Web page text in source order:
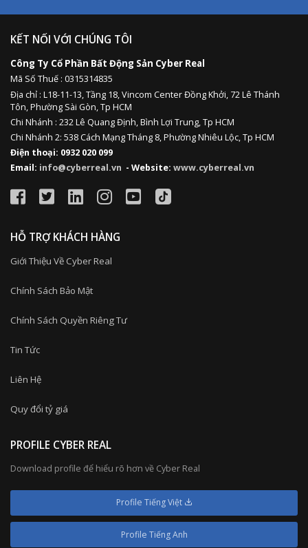
KẾT NỐI VỚI CHÚNG TÔI
Công Ty Cổ Phần Bất Động Sản Cyber Real
Mã Số Thuế : 0315314835
Địa chỉ : L18-11-13,Tầng 18, Vincom Center Đồng Khởi, 72 Lê Thánh
Tôn, Phường Sài Gòn, Tp HCM
Chi Nhánh : 232 Lê Quang Định,Bình Lợi Trung,Tp HCM
Chi Nhánh 2: 538 Cách Mạng Tháng 8, Phường Nhiêu Lộc, Tp HCM
Điện thoại: 0932 020 099
Email: info@cyberreal.vn - Website: www.cyberreal.vn
HỖ TRỢ KHÁCH HÀNG
Giới Thiệu Về Cyber Real
Chính Sách Bảo Mật
Chính Sách Quyền Riêng Tư
Tin Tức
Liên Hệ
Quy đổi tỷ giá
PROFILE CYBER REAL
Download profile để hiểu rõ hơn về Cyber Real
Profile Tiếng Việt
Profile Tiếng Anh